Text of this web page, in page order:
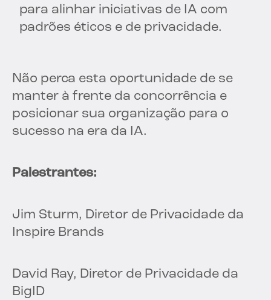
para alinhar iniciativas de IA com
padrões éticos e de privacidade.
Não perca esta oportunidade de se
manter à frente da concorrência e
posicionar sua organização para o
sucesso na era da IA.
Palestrantes:
Jim Sturm, Diretor de Privacidade da
Inspire Brands
David Ray, Diretor de Privacidade da
BigID